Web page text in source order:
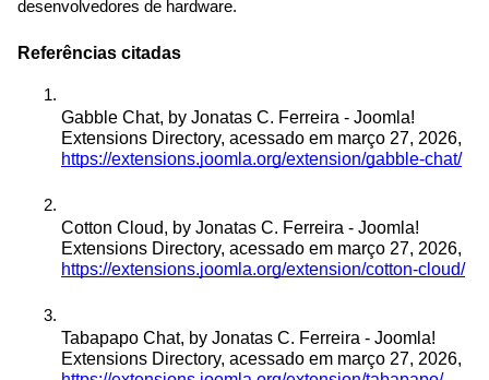
desenvolvedores de hardware.
Referências citadas
Gabble Chat, by Jonatas C. Ferreira - Joomla!
https://extensions.joomla.org/extension/gabble-chat/
Cotton Cloud, by Jonatas C. Ferreira - Joomla!
https://extensions.joomla.org/extension/cotton-cloud/
Tabapapo Chat, by Jonatas C. Ferreira - Joomla!